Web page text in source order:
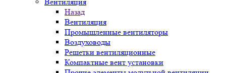
Назад
Вентиляция
Промышленные вентиляторы
Воздуховоды
Решетки вентиляционные
Компактные вент установки